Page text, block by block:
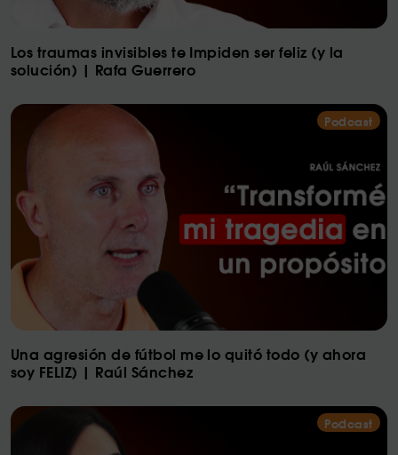
Los traumas invisibles te Impiden ser feliz (y la
solución) | Rafa Guerrero
Podcast
Una agresión de fútbol me lo quitó todo (y ahora
soy FELIZ) | Raúl Sánchez
Podcast